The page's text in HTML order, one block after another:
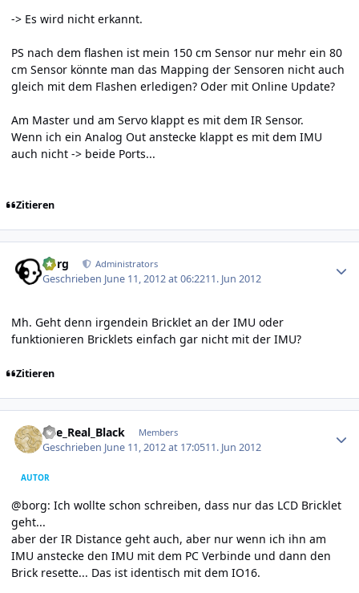
-> Es wird nicht erkannt.
PS nach dem flashen ist mein 150 cm Sensor nur mehr ein 80
cm Sensor könnte man das Mapping der Sensoren nicht auch
gleich mit dem Flashen erledigen? Oder mit Online Update?
Am Master und am Servo klappt es mit dem IR Sensor.
Wenn ich ein Analog Out anstecke klappt es mit dem IMU
auch nicht -> beide Ports...
Zitieren
borg Administrators
Geschrieben June 11, 2012 at 06:2211. Jun 2012
Mh. Geht denn irgendein Bricklet an der IMU oder
funktionieren Bricklets einfach gar nicht mit der IMU?
Zitieren
The_Real_Black Members
Geschrieben June 11, 2012 at 17:0511. Jun 2012
AUTOR
@borg: Ich wollte schon schreiben, dass nur das LCD Bricklet
geht...
aber der IR Distance geht auch, aber nur wenn ich ihn am
IMU anstecke den IMU mit dem PC Verbinde und dann den
Brick resette... Das ist identisch mit dem IO16.